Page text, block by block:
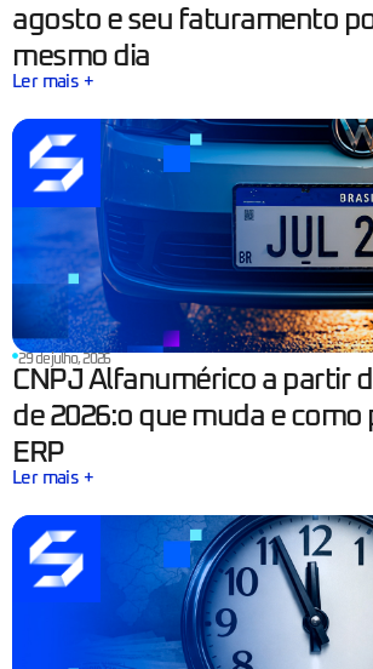
agosto e seu faturamento
mesmo dia
Ler mais +
29 de julho, 2026
CNPJ Alfanumérico a partir
de 2026:o que muda e
ERP
Ler mais +